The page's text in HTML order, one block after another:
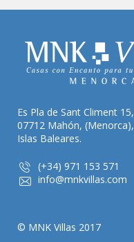
Es Pla de Sant Climent 15,
07712 Mahón, (Menorca),
Islas Baleares.
(+34) 971 153 571
info@mnkvillas.com
© MNK Villas 2017